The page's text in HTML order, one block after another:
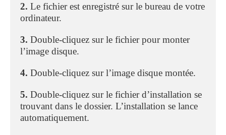
2. Le fichier est enregistré sur le bureau de votre
ordinateur.
3. Double-cliquez sur le fichier pour monter
l’image disque.
4. Double-cliquez sur l’image disque montée.
5. Double-cliquez sur le fichier d’installation se
trouvant dans le dossier. L’installation se lance
automatiquement.